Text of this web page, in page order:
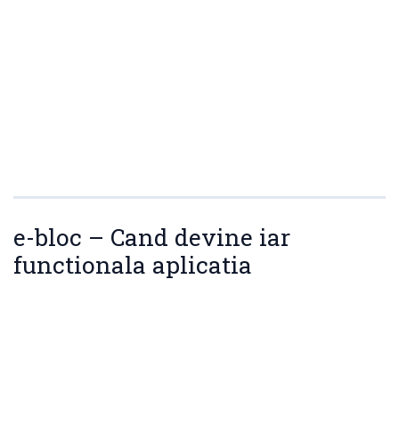
e-bloc – Cand devine iar
functionala aplicatia